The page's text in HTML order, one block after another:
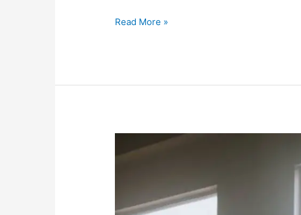
Curso
ABEPSS
Read More »